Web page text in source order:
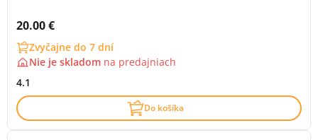
Cena s DPH:
20.00 €
Zvyčajne do 7 dní
Nie je skladom na predajniach
4.1
Do košíka